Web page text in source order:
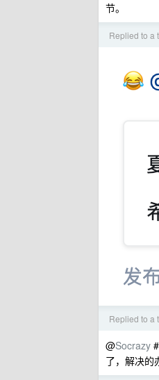
节。
Replied to a
Replied to a
@Socrazy
了，解决的